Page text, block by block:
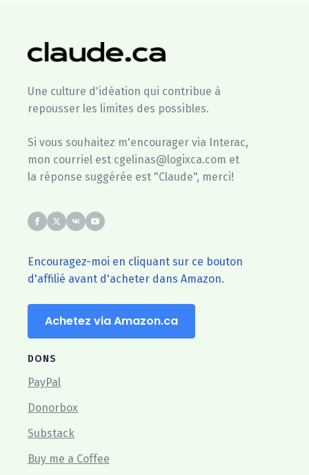
Une culture d'idéation qui contribue à
repousser les limites des possibles.
Si vous souhaitez m'encourager via Interac,
mon courriel est cgelinas@logixca.com et
la réponse suggérée est "Claude", merci!
Encouragez-moi en cliquant sur ce bouton
d'affilié avant d'acheter dans Amazon.
Achetez via Amazon.ca
DONS
PayPal
Donorbox
Substack
Buy me a Coffee